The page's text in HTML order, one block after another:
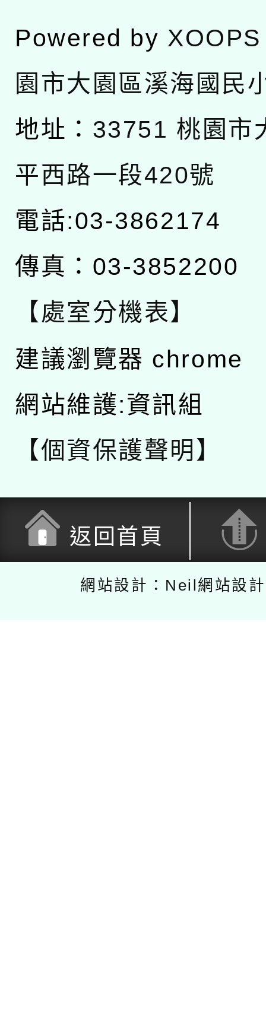
Powered by XOOPS
園市大園區溪海國民
地址： 33751 桃園市
平西路一段420號
電話:03-3862174
傳真：03-3852200
【處室分機表】
建議瀏覽器 chrome
網站維護:資訊組
【個資保護聲明】
返回首頁
網站設計：Neil網站設